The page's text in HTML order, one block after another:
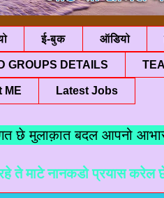
ई-बुक ऑडियो
GROUPS DETAILS
ME Latest Jobs
मुलाक़ात बदल आपनो आभार "
प्रयास करेल छे.